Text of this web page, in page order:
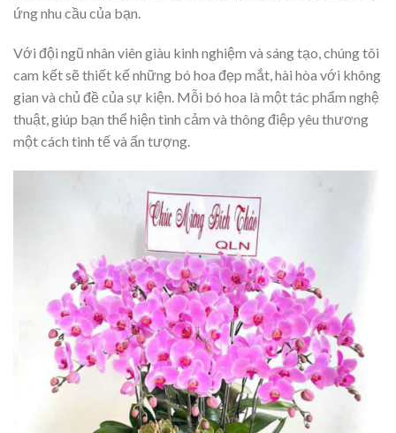
ứng nhu cầu của bạn.
Với đội ngũ nhân viên giàu kinh nghiệm và sáng tạo, chúng tôi
cam kết sẽ thiết kế những bó hoa đẹp mắt, hài hòa với không
gian và chủ đề của sự kiện. Mỗi bó hoa là một tác phẩm nghệ
thuật, giúp bạn thể hiện tình cảm và thông điệp yêu thương
một cách tinh tế và ấn tượng.